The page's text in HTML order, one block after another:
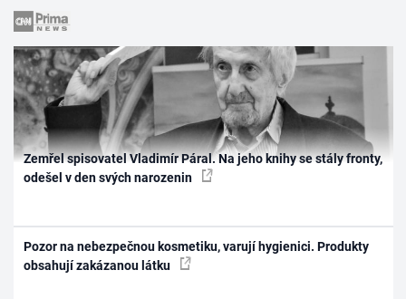
Zemřel spisovatel Vladimír Páral. Na jeho knihy se stály fronty,
odešel v den svých narozenin
Pozor na nebezpečnou kosmetiku, varují hygienici. Produkty
obsahují zakázanou látku